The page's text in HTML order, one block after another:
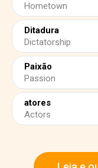
Hometown
Ditadura
Dictatorship
Paixão
Passion
atores
Actors